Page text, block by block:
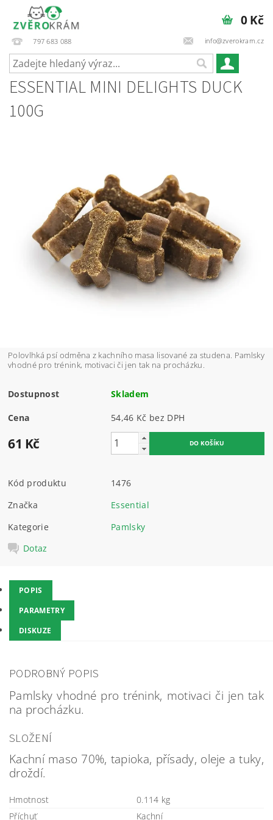
797 683 088 info@zverokram.cz
0 Kč
ESSENTIAL MINI DELIGHTS DUCK
100G
Polovlhká psí odměna z kachního masa lisované za studena. Pamlsky
vhodné pro trénink, motivaci či jen tak na procházku.
Dostupnost Skladem
Cena 54,46 Kč bez DPH
61 Kč
Kód produktu
1476
Značka
Essential
Kategorie
Pamlsky
Dotaz
POPIS
PARAMETRY
DISKUZE
PODROBNÝ POPIS
Pamlsky vhodné pro trénink, motivaci či jen tak
na procházku.
SLOŽENÍ
Kachní maso 70%, tapioka, přísady, oleje a tuky,
droždí.
Hmotnost
0.114 kg
Příchuť
Kachní